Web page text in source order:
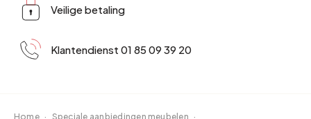
Veilige betaling
Klantendienst 01 85 09 39 20
Home · Speciale aanbiedingen meubelen ·